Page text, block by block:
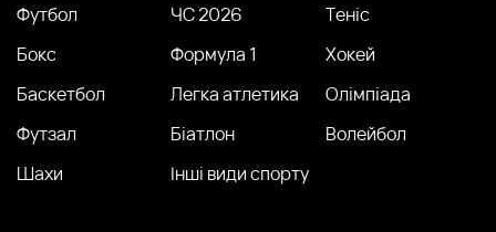
Футбол ЧС 2026
Теніс
Бокс
Формула 1
Хокей
Баскетбол
Легка атлетика
Олімпіада
Футзал
Біатлон
Волейбол
Шахи
Інші види спорту